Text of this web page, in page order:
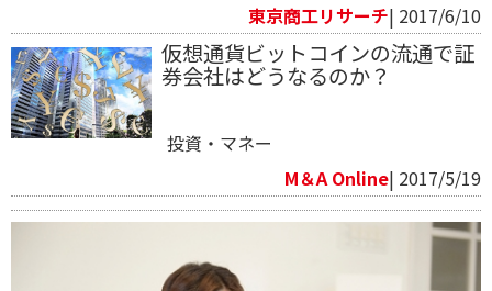
東京商工リサーチ| 2017/6/10
仮想通貨ビットコインの流通で証
券会社はどうなるのか？
投資・マネー
M＆A Online| 2017/5/19